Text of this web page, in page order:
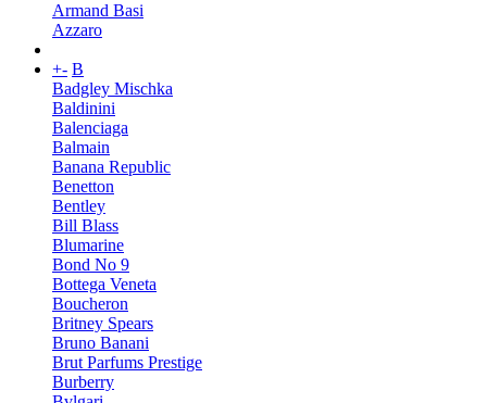
Armand Basi
Azzaro
+- B
Badgley Mischka
Baldinini
Balenciaga
Balmain
Banana Republic
Benetton
Bentley
Bill Blass
Blumarine
Bond No 9
Bottega Veneta
Boucheron
Britney Spears
Bruno Banani
Brut Parfums Prestige
Burberry